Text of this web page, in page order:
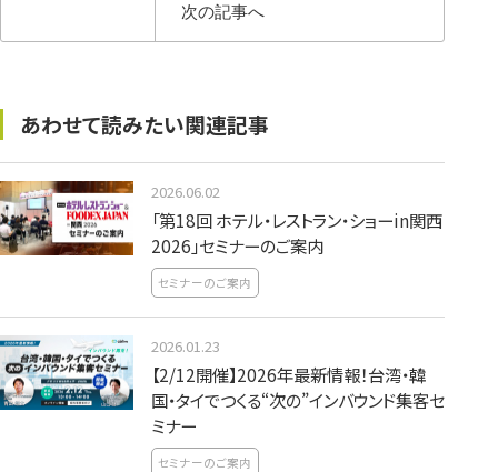
次の記事へ
あわせて読みたい関連記事
2026.06.02
「第18回 ホテル・レストラン・ショーin関西
2026」セミナーのご案内
セミナーのご案内
2026.01.23
【2/12開催】2026年最新情報！台湾・韓
国・タイでつくる“次の”インバウンド集客セ
ミナー
セミナーのご案内